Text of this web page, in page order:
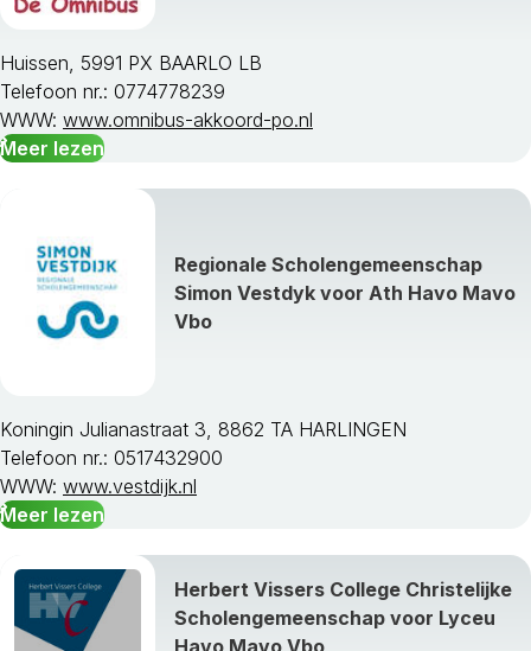
Huissen, 5991 PX BAARLO LB
Telefoon nr.: 0774778239
WWW: www.omnibus-akkoord-po.nl
Meer lezen
Regionale Scholengemeenschap
Simon Vestdyk voor Ath Havo Mavo
Vbo
Koningin Julianastraat 3, 8862 TA HARLINGEN
Telefoon nr.: 0517432900
WWW: www.vestdijk.nl
Meer lezen
Herbert Vissers College Christelijke
Scholengemeenschap voor Lyceu